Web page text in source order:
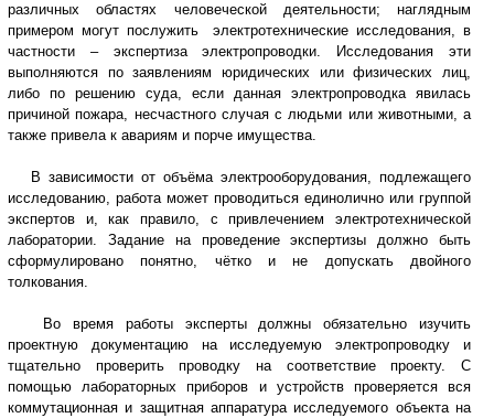
различных областях человеческой деятельности; наглядным
примером могут послужить электротехнические исследования, в
частности – экспертиза электропроводки. Исследования эти
выполняются по заявлениям юридических или физических лиц,
либо по решению суда, если данная электропроводка явилась
причиной пожара, несчастного случая с людьми или животными, а
также привела к авариям и порче имущества.
В зависимости от объёма электрооборудования, подлежащего
исследованию, работа может проводиться единолично или группой
экспертов и, как правило, с привлечением электротехнической
лаборатории. Задание на проведение экспертизы должно быть
сформулировано понятно, чётко и не допускать двойного
толкования.
Во время работы эксперты должны обязательно изучить
проектную документацию на исследуемую электропроводку и
тщательно проверить проводку на соответствие проекту. С
помощью лабораторных приборов и устройств проверяется вся
коммутационная и защитная аппаратура исследуемого объекта на